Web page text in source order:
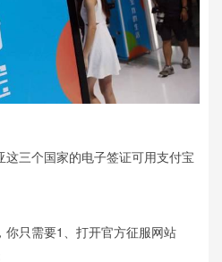
三个国家的电子签证可用支付宝
你只需要1、打开官方征服网站